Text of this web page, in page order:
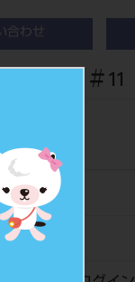
合わせ
枚入 ＃11